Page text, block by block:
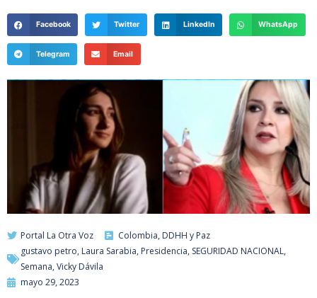
Facebook Twitter LinkedIn WhatsApp
Telegram Email
Portal La Otra Voz Colombia, DDHH y Paz
gustavo petro, Laura Sarabia, Presidencia, SEGURIDAD NACIONAL,
Semana, Vicky Dávila
mayo 29, 2023